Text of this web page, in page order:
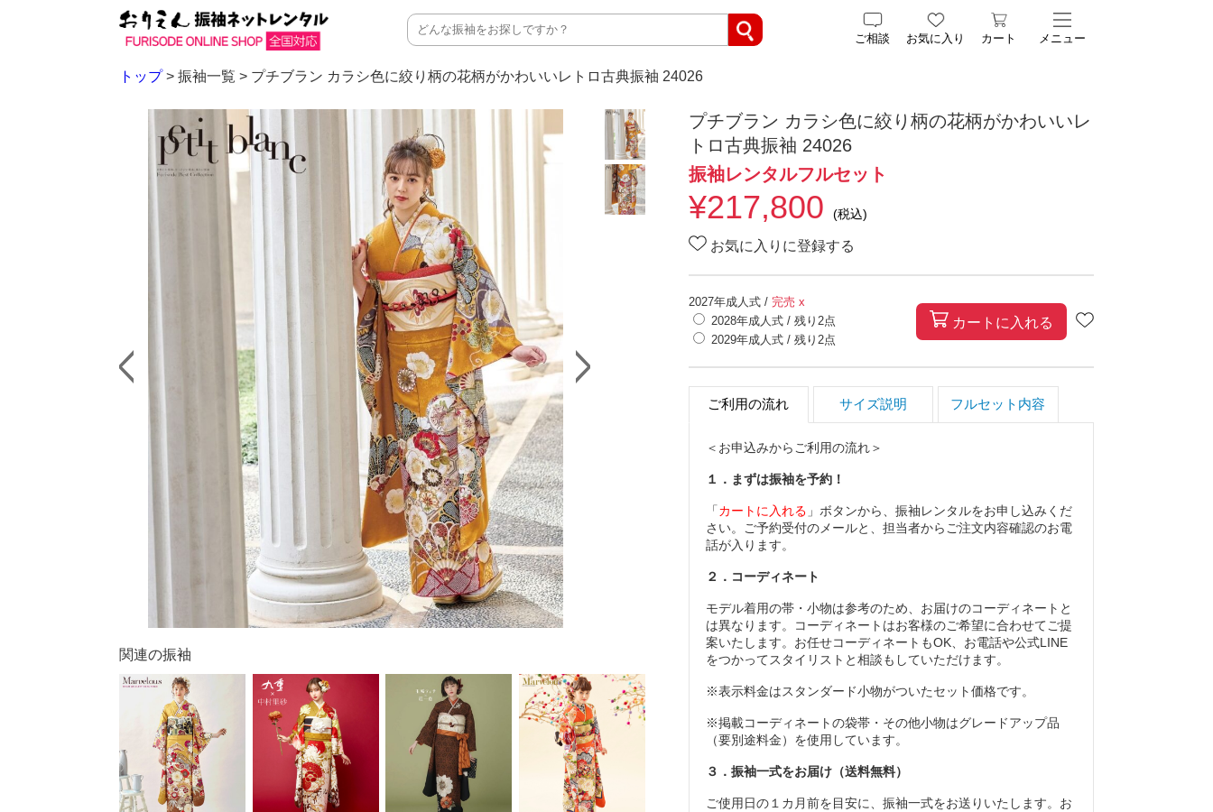
ご相談 お気に入り カート メニュー
トップ> 振袖一覧 > プチブラン カラシ色に絞り柄の花柄がかわいいレトロ古典振袖 24026
関連の振袖
プチブラン カラシ色に絞り柄の花柄がかわいいレ
トロ古典振袖 24026
振袖レンタルフルセット
¥217,800 (税込)
お気に入りに登録する
2027年成人式/ 完売 x
2028年成人式/ 残り 2点
2029年成人式/ 残り 2点
カートに入れる
ご利用の流れ サイズ説明 フルセット内容
＜お申込みからご利用の流れ＞
１．まずは振袖を予約！
「カートに入れる 」ボタンから、振袖レンタルをお申し込みくだ
さい。ご予約受付のメールと、担当者からご注文内容確認のお電
話が入ります。
２．コーディネート
モデル着用の帯・小物は参考のため、お届けのコーディネートと
は異なります。コーディネートはお客様のご希望に合わせてご提
案いたします。お任せコーディネートもOK、お電話や公式LINE
をつかってスタイリストと相談もしていただけます。
※表示料金はスタンダード小物がついたセット価格です。
※掲載コーディネートの袋帯・その他小物はグレードアップ品
（要別途料金）を使用しています。
３．振袖一式をお届け（送料無料）
ご使用日の１カ月前を目安に、振袖一式をお送りいたします。お